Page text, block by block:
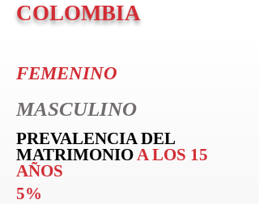
COLOMBIA
FEMENINO
MASCULINO
PREVALENCIA DEL
MATRIMONIOA LOS 15
AÑOS
5%